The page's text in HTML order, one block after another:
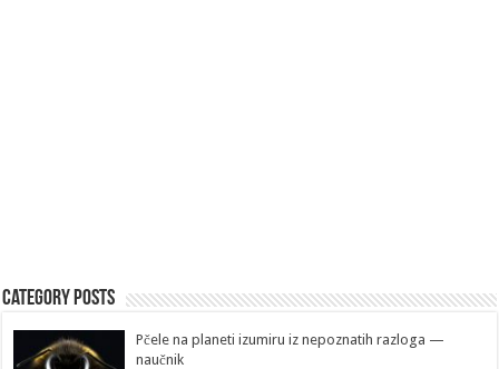
Category Posts
Pčele na planeti izumiru iz nepoznatih razloga —
naučnik